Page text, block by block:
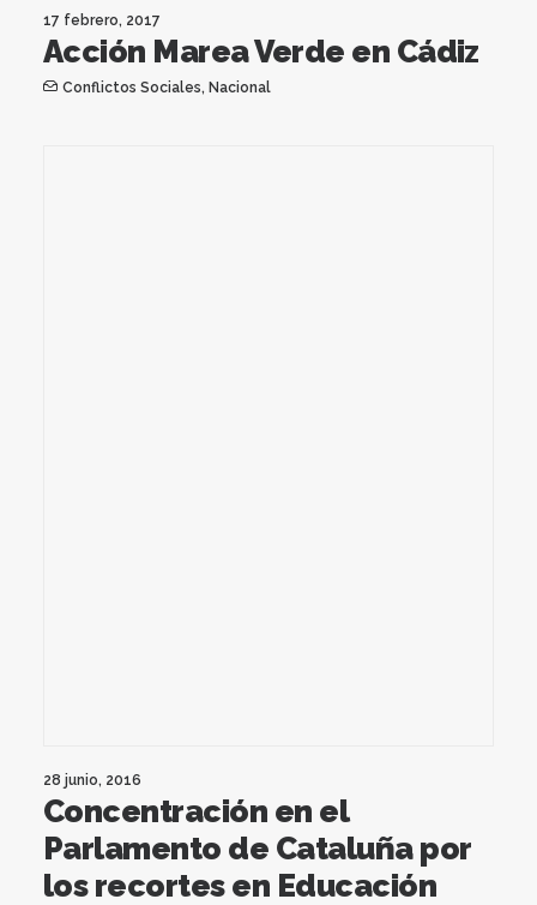
17 febrero, 2017
Acción Marea Verde en Cádiz
Conflictos Sociales, Nacional
28 junio, 2016
Concentración en el
Parlamento de Cataluña por
los recortes en Educación